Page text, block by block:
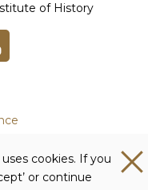
of History
cookies. If you
or continue